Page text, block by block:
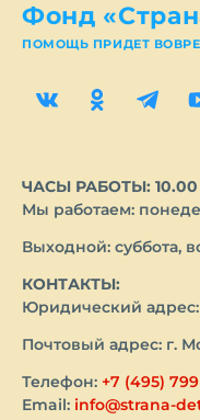
Фонд
ПОМОЩЬ ПРИДЕТ
ЧАСЫ РАБОТЫ: 10.00
Мы работаем:
Выходной: суббота,
КОНТАКТЫ:
Юридический адрес:
Почтовый адрес: г.
Телефон: +7 (495)
Email: info@strana-